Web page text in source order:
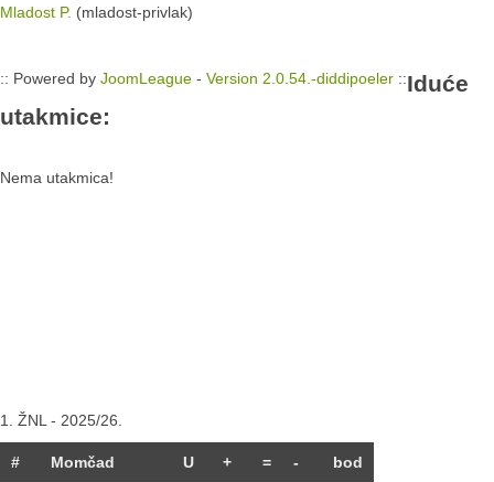
Mladost P. (mladost-privlak)
:: Powered by JoomLeague - Version 2.0.54.-diddipoeler ::Iduće
utakmice:
Nema utakmica!
1. ŽNL - 2025/26.
# Momčad U + = - bod